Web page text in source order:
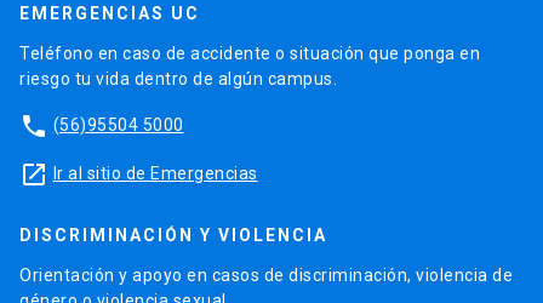
EMERGENCIAS UC
Teléfono en caso de accidente o situación que ponga en
riesgo tu vida dentro de algún campus.
phone (56)95504 5000
launch Ir al sitio de Emergencias
DISCRIMINACIÓN Y VIOLENCIA
Orientación y apoyo en casos de discriminación, violencia de